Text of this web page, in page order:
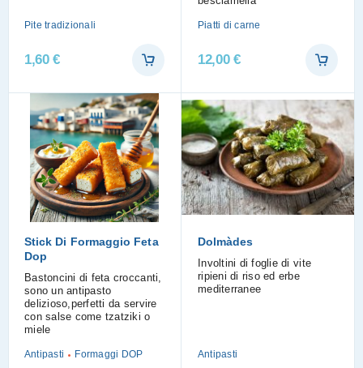
Pite tradizionali
1,60€
Piatti di carne
12,00 €
Stick Di Formaggio Feta
Dop
Bastoncini di feta croccanti,
sono un antipasto
delizioso,perfetti da servire
con salse come tzatziki o
miele
Antipasti Formaggi DOP
Dolmàdes
Involtini di foglie di vite
ripieni di riso ed erbe
mediterranee
Antipasti